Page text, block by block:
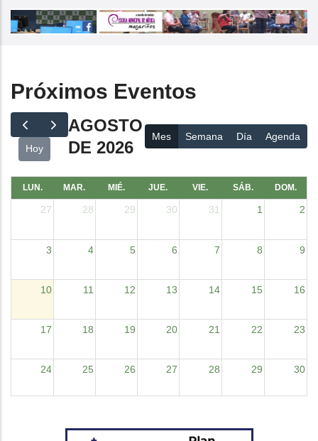
Próximos Eventos
Hoy
AGOSTO
DE 2026
Mes Semana Día Agenda
LUN. MAR. MIÉ. JUE. VIE. SÁB. DOM.
27 28 29 30 31 1 2
3 4 5 6 7 8 9
10 11 12 13 14 15 16
17 18 19 20 21 22 23
24 25 26 27 28 29 30